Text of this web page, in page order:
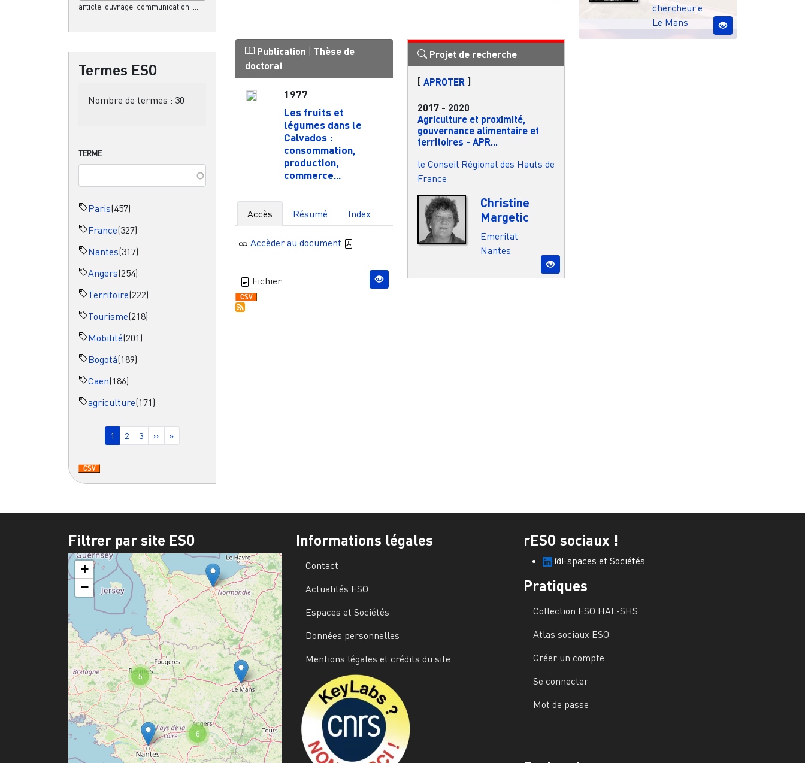
article, ouvrage, communication,....
Termes ESO
Nombre de termes : 30
TERME
Paris(457)
France(327)
Nantes(317)
Angers(254)
Territoire(222)
Tourisme(218)
Mobilité(201)
Bogotá(189)
Caen(186)
agriculture(171)
Pagination
Page courante
1 Page
2 Page
3 Page suivante
›› Dernière page
»
chercheur.e
Le Mans
Publication | Thèse de
doctorat
1977
Les fruits et
légumes dans le
Calvados :
consommation,
production,
commerce...
Accès Résumé Index
Accèder au document
Fichier
Projet de recherche
[ APROTER ]
2017 - 2020
Agriculture et proximité,
gouvernance alimentaire et
territoires - APR...
le Conseil Régional des Hauts de
France
Christine
Margetic
Emeritat
Nantes
Filtrer par site ESO
6
5
+
−
Informations légales
Contact
Actualités ESO
Espaces et Sociétés
Données personnelles
Mentions légales et crédits du site
rESO sociaux !
@Espaces et Sociétés
Pratiques
Collection ESO HAL-SHS
Atlas sociaux ESO
Créer un compte
Se connecter
Mot de passe